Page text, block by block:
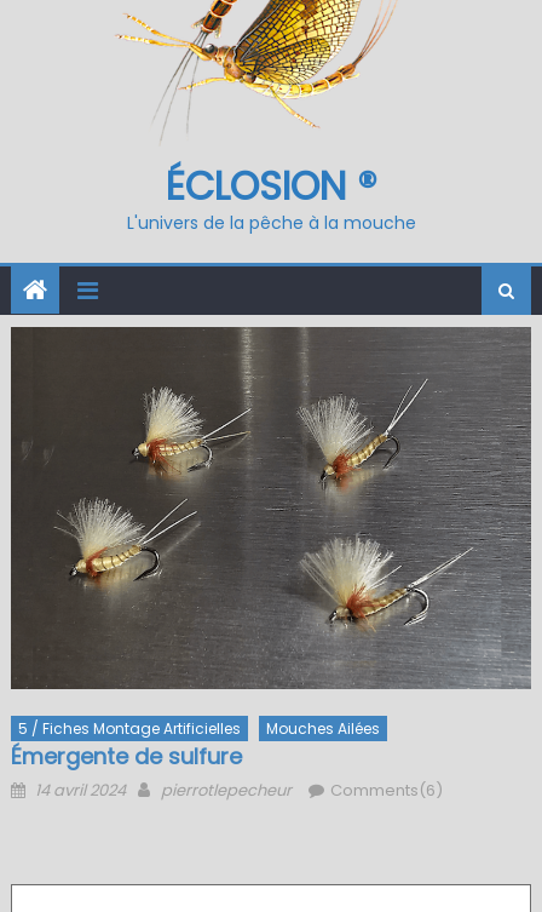
ÉCLOSION ®
L'univers de la pêche à la mouche
5 / Fiches Montage Artificielles Mouches Ailées
Émergente de sulfure
Posted
14 avril 2024 Author
pierrotlepecheur Comments(6)